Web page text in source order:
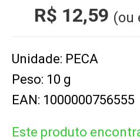
R$ 12,59 (ou
Unidade: PECA
Peso: 10 g
EAN: 1000000756555
Este produto